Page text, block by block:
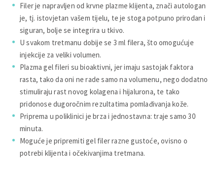
Filer je napravljen od krvne plazme klijenta, znači autologan
je, tj. istovjetan vašem tijelu, te je stoga potpuno prirodan i
siguran, bolje se integrira u tkivo.
U svakom tretmanu dobije se 3 ml filera, što omogućuje
injekcije za veliki volumen.
Plazma gel fileri su bioaktivni, jer imaju sastojak faktora
rasta, tako da oni ne rade samo na volumenu, nego dodatno
stimuliraju rast novog kolagena i hijalurona, te tako
pridonose dugoročnim rezultatima pomlađivanja kože.
Priprema u poliklinici je brza i jednostavna: traje samo 30
minuta.
Moguće je pripremiti gel filer razne gustoće, ovisno o
potrebi klijenta i očekivanjima tretmana.